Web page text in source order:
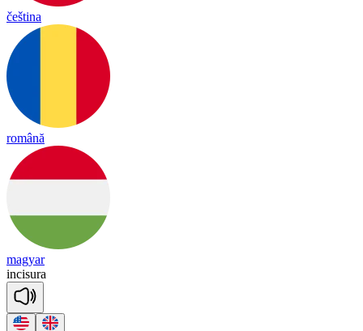
čeština
română
magyar
incisura